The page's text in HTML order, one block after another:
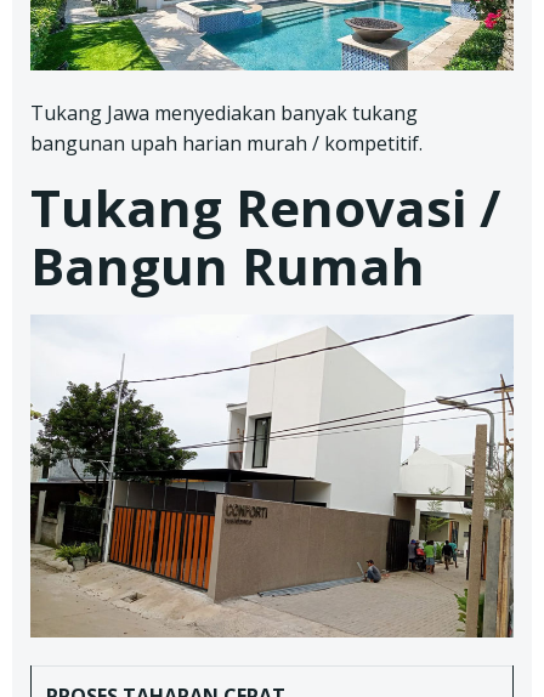
Tukang Jawa menyediakan banyak tukang
bangunan upah harian murah / kompetitif.
Tukang Renovasi /
Bangun Rumah